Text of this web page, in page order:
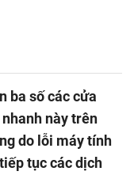
ba số các cửa
này trên
do lỗi máy tính
tục các dịch